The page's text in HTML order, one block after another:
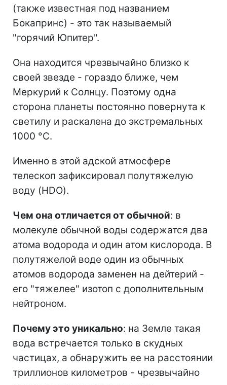
(также известная под названием
Бокапринс) - это так называемый
"горячий Юпитер".
Она находится чрезвычайно близко к
своей звезде - гораздо ближе, чем
Меркурий к Солнцу. Поэтому одна
сторона планеты постоянно повернута к
светилу и раскалена до экстремальных
1000 °C.
Именно в этой адской атмосфере
телескоп зафиксировал полутяжелую
воду (HDO).
Чем она отличается от обычной: в
молекуле обычной воды содержатся два
атома водорода и один атом кислорода. В
полутяжелой воде один из обычных
атомов водорода заменен на дейтерий -
его "тяжелее" изотоп с дополнительным
нейтроном.
Почему это уникально: на Земле такая
вода встречается только в скудных
частицах, а обнаружить ее на расстоянии
триллионов километров - чрезвычайно